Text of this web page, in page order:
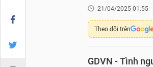
21/04/2025 01:55
Theo dõi trên
GDVN - Tình